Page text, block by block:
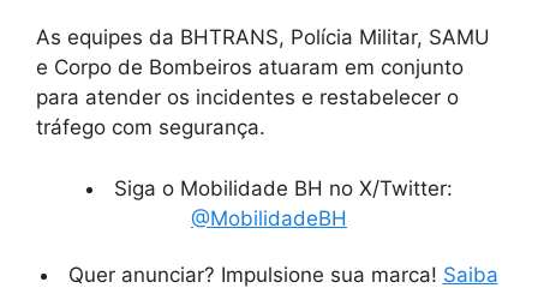
As equipes da BHTRANS, Polícia Militar, SAMU
e Corpo de Bombeiros atuaram em conjunto
para atender os incidentes e restabelecer o
tráfego com segurança.
Siga o Mobilidade BH no X/Twitter:
@MobilidadeBH
Quer anunciar? Impulsione sua marca! Saiba